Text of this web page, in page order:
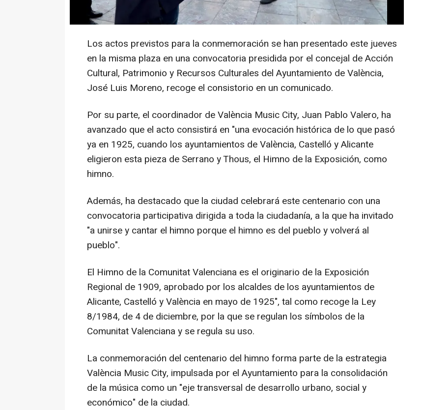
Moros y Cristianos.
Los actos previstos para la conmemoración se han presentado este jueves
en la misma plaza en una convocatoria presidida por el concejal de Acción
Cultural, Patrimonio y Recursos Culturales del Ayuntamiento de València,
José Luis Moreno, recoge el consistorio en un comunicado.
Por su parte, el coordinador de València Music City, Juan Pablo Valero, ha
avanzado que el acto consistirá en "una evocación histórica de lo que pasó
ya en 1925, cuando los ayuntamientos de València, Castelló y Alicante
eligieron esta pieza de Serrano y Thous, el Himno de la Exposición, como
himno.
Además, ha destacado que la ciudad celebrará este centenario con una
convocatoria participativa dirigida a toda la ciudadanía, a la que ha invitado
"a unirse y cantar el himno porque el himno es del pueblo y volverá al
pueblo".
El Himno de la Comunitat Valenciana es el originario de la Exposición
Regional de 1909, aprobado por los alcaldes de los ayuntamientos de
Alicante, Castelló y València en mayo de 1925", tal como recoge la Ley
8/1984, de 4 de diciembre, por la que se regulan los símbolos de la
Comunitat Valenciana y se regula su uso.
La conmemoración del centenario del himno forma parte de la estrategia
València Music City, impulsada por el Ayuntamiento para la consolidación
de la música como un "eje transversal de desarrollo urbano, social y
económico" de la ciudad.